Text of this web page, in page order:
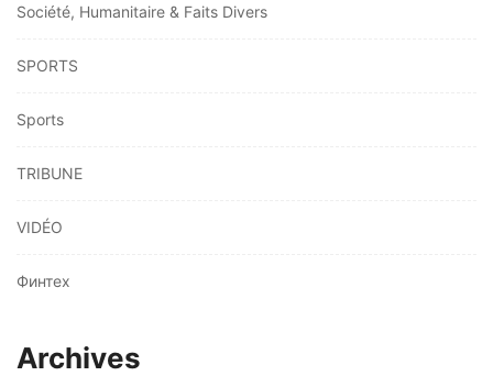
Société, Humanitaire & Faits Divers
SPORTS
Sports
TRIBUNE
VIDÉO
Финтех
Archives